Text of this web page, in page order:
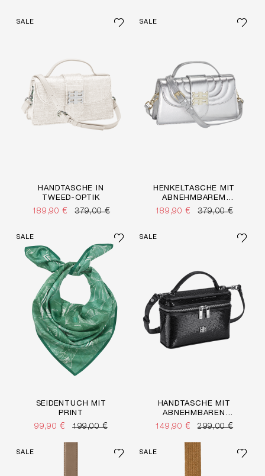
SALE
HANDTASCHE IN
TWEED-OPTIK
189,90 € 379,00 €
SALE
HENKELTASCHE MIT
ABNEHMBAREM
TRAGERIEMEN
189,90 € 379,00 €
SALE
SEIDENTUCH MIT
PRINT
99,90 € 199,00 €
SALE
HANDTASCHE MIT
ABNEHMBAREN
TRAGERIEMEN
149,90 € 299,00 €
SALE SALE